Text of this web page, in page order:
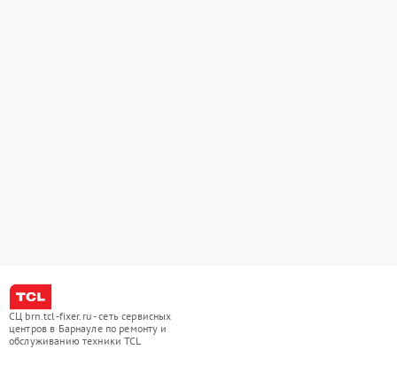
СЦ brn.tcl-fixer.ru - сеть сервисных
центров в Барнауле по ремонту и
обслуживанию техники TCL